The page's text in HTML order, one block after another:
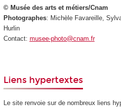
© Musée des arts et métiers/Cnam
Photographes: Michèle Favareille,
Hurlin
Contact: musee-photo@cnam.fr
Liens hypertextes
Le site renvoie sur de nombreux liens